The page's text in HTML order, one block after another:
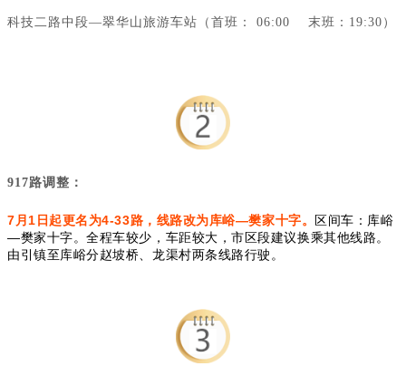
科技二路中段—翠华山旅游车站（ 首班： 06:00 末班：19:30）
917路调整：
7月1日起更名为4-33路，线路改为库峪—樊家十字。
区间车：库峪
—樊家十字。全程车较少，车距较大，市区段建议换乘其他线路。
由引镇至库峪分赵坡桥、龙渠村两条线路行驶。